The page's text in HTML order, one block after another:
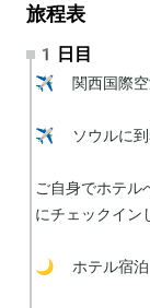
旅程表
1日目
✈️ 関西国際
✈️ ソウルに
ご自身でホテル
にチェックイン
🌙 ホテル宿泊